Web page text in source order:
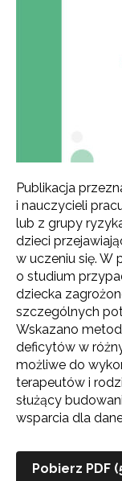
Publikacja
i nauczycieli
lub z grupy
dzieci
w uczeniu się. W
o studium
dziecka
szczególnych
Wskazano
deficytów w
możliwe do
terapeutów i
służący
wsparcia dla
Pobierz PDF